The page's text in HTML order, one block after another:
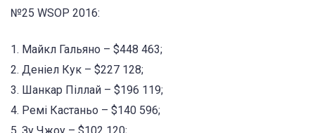
№25 WSOP 2016:
1. Майкл Гальяно – $448 463;
2. Деніел Кук – $227 128;
3. Шанкар Піллай – $196 119;
4. Ремі Кастаньо – $140 596;